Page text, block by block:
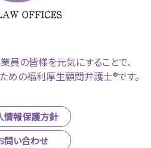
員の皆様を元気にすることで、
めの福利厚生顧問弁護士®です。
情報保護方針
問い合わせ